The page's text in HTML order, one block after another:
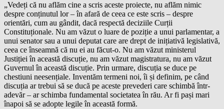
„Vedeți că nu aflăm cine a scris aceste proiecte, nu aflăm nimic
despre conținutul lor – în afară de ceea ce este scris – despre
orientări, cum au gândit, dacă respectă deciziile Curții
Constituționale. Nu am văzut o luare de poziție a unui parlamentar, a
unui senator sau a unui deputat care are drept de inițiativă legislativă,
ceea ce înseamnă că nu ei au făcut-o. Nu am văzut ministerul
Justiției în această discuție, nu am văzut magistratura, nu am văzut
Guvernul în această discuție. Prin urmare, discuția se duce pe
chestiuni neesențiale. Inventăm termeni noi, îi și definim, pe când
discuția ar trebui să se ducă pe aceste prevederi care schimbă într-
adevăr – ar schimba fundamental societatea în rău. Ar fi pași mari
înapoi să se adopte legile în această formă.